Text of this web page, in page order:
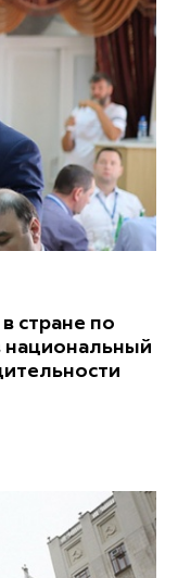
стране по
национальный